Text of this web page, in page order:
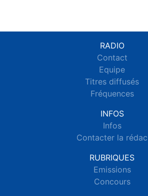
RADIO
Contact
Equipe
Titres diffusés
Fréquences
INFOS
Infos
Contacter la rédac
RUBRIQUES
Emissions
Concours